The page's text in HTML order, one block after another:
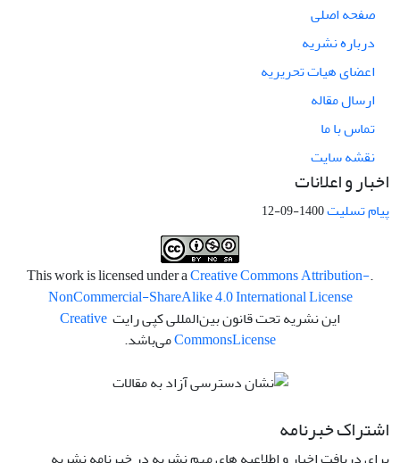
صفحه اصلی
درباره نشریه
اعضای هیات تحریریه
ارسال مقاله
تماس با ما
نقشه سایت
اخبار و اعلانات
پیام تسلیت1400-09-12
.This work is licensed under a
Creative Commons Attribution-
NonCommercial-ShareAlike 4.0 International License
این نشریه تحت قانون بین‌المللی کپی رایت Creative
CommonsLicense می‌باشد.
اشتراک خبرنامه